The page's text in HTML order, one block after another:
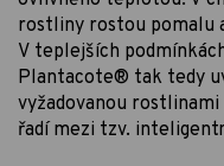
rostliny rostou pomalu
V teplejších
Plantacote® tak tedy
vyžadovanou
řadí mezi tzv.